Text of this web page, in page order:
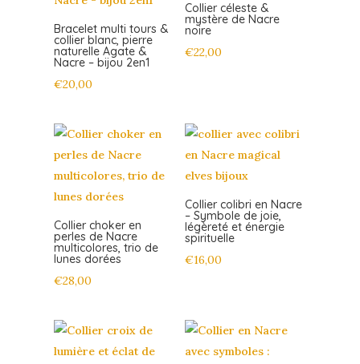
Bracelet multi tours &
collier blanc, pierre
naturelle Agate &
Nacre – bijou 2en1
€20,00
Collier céleste &
mystère de Nacre
noire
€22,00
Collier choker en
perles de Nacre
multicolores, trio de
lunes dorées
€28,00
Collier colibri en Nacre
– Symbole de joie,
légèreté et énergie
spirituelle
€16,00